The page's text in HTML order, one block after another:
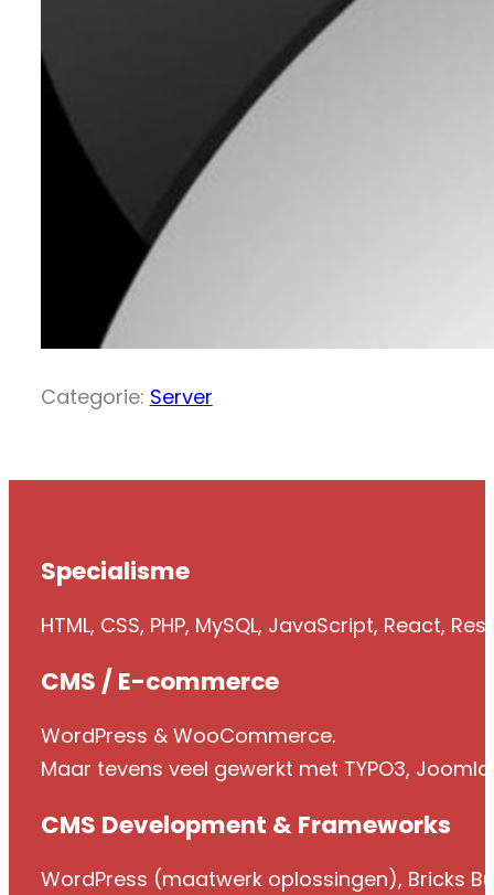
Categorie: Server
Specialisme
HTML, CSS, PHP, MySQL, JavaScript, React,
CMS / E-commerce
WordPress & WooCommerce.
Maar tevens veel gewerkt met TYPO3,
CMS Development & Frameworks
WordPress (maatwerk oplossingen), Bricks